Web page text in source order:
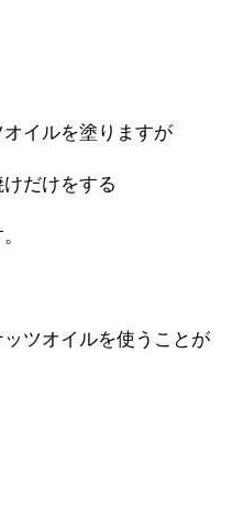
イルを塗りますが
だけをする
ツオイルを使うことが